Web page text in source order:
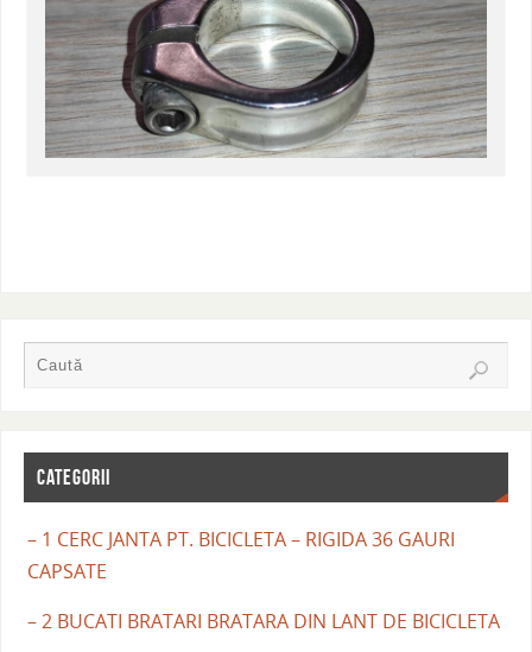
CATEGORII
– 1 CERC JANTA PT. BICICLETA – RIGIDA 36 GAURI
CAPSATE
– 2 BUCATI BRATARI BRATARA DIN LANT DE BICICLETA